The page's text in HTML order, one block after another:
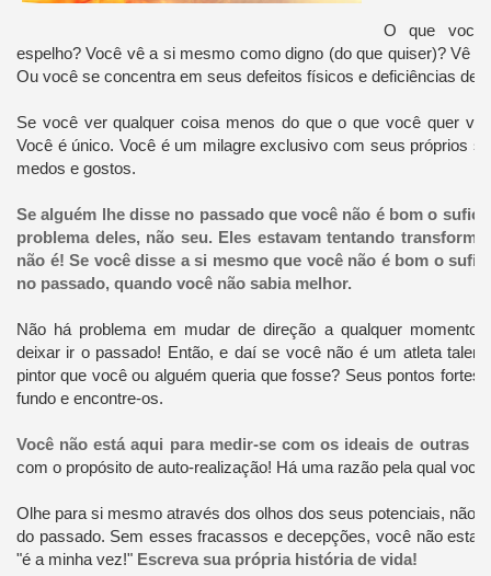
O que você
espelho? Você vê a si mesmo como digno (do que quiser)? Vê o
Ou você se concentra em seus defeitos físicos e deficiências de
Se você ver qualquer coisa menos do que o que você quer
Você é único. Você é um milagre exclusivo com seus próprios
medos e gostos.
Se alguém lhe disse no passado que você não é bom o
problema deles, não seu. Eles estavam tentando
não é! Se você disse a si mesmo que você não é bom o
no passado, quando você não sabia melhor.
Não há problema em mudar de direção a qualquer
deixar ir o passado! Então, e daí se você não é um atleta
pintor que você ou alguém queria que fosse? Seus pontos fortes
fundo e encontre-os.
Você não está aqui para medir-se com os ideais de outras
com o propósito de auto-realização! Há uma razão pela qual você
Olhe para si mesmo através dos olhos dos seus potenciais, não
do passado. Sem esses fracassos e decepções, você não
"é a minha vez!" Escreva sua própria história de vida!